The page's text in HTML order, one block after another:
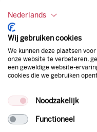
Bovendien profiteer je
korting. Mocht de
natuurlijk de prijs aan
van de laagste prijs.
tankpas
laadpas
Nederlands
Wij gebruiken cookies
We kunnen deze plaatsen
onze website te verbeteren,
een geweldige website-
cookies die we gebruiken
Noodzakelijk
Functioneel